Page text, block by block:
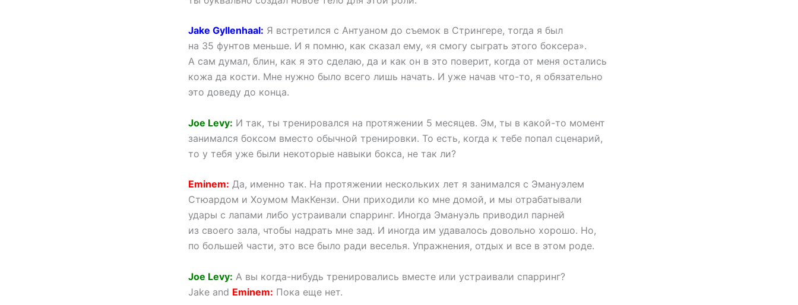
Jake Gyllenhaal: Я встретился с Антуаном до съемок в Стрингере, тогда я был
на 35 фунтов меньше. И я помню, как сказал ему, «я смогу сыграть этого боксера».
А сам думал, блин, как я это сделаю, да и как он в это поверит, когда от меня остались
кожа да кости. Мне нужно было всего лишь начать. И уже начав что-то, я обязательно
это доведу до конца.
Joe Levy: И так, ты тренировался на протяжении 5 месяцев. Эм, ты в какой-то момент
занимался боксом вместо обычной тренировки. То есть, когда к тебе попал сценарий,
то у тебя уже были некоторые навыки бокса, не так ли?
Eminem: Да, именно так. На протяжении нескольких лет я занимался с Эмануэлем
Стюардом и Хоумом МакКензи. Они приходили ко мне домой, и мы отрабатывали
удары с лапами либо устраивали спарринг. Иногда Эмануэль приводил парней
из своего зала, чтобы надрать мне зад. И иногда им удавалось довольно хорошо. Но,
по большей части, это все было ради веселья. Упражнения, отдых и все в этом роде.
Joe Levy: А вы когда-нибудь тренировались вместе или устраивали спарринг?
Jake and Eminem: Пока еще нет.